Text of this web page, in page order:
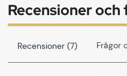
Omdöme
0 0 (0)
Recensioner
Recensioner (7) Frågor